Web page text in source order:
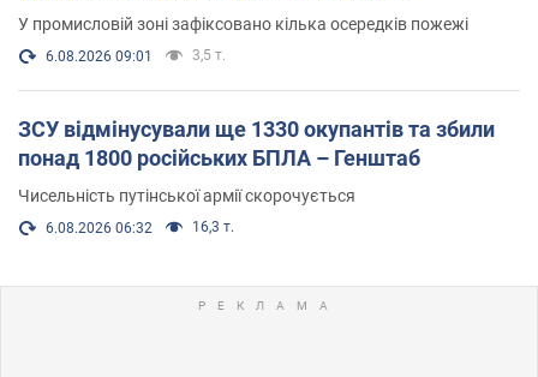
У промисловій зоні зафіксовано кілька осередків пожежі
6.08.2026 09:01 3,5 т.
ЗСУ відмінусували ще 1330 окупантів та збили
понад 1800 російських БПЛА – Генштаб
Чисельність путінської армії скорочується
6.08.2026 06:32 16,3 т.